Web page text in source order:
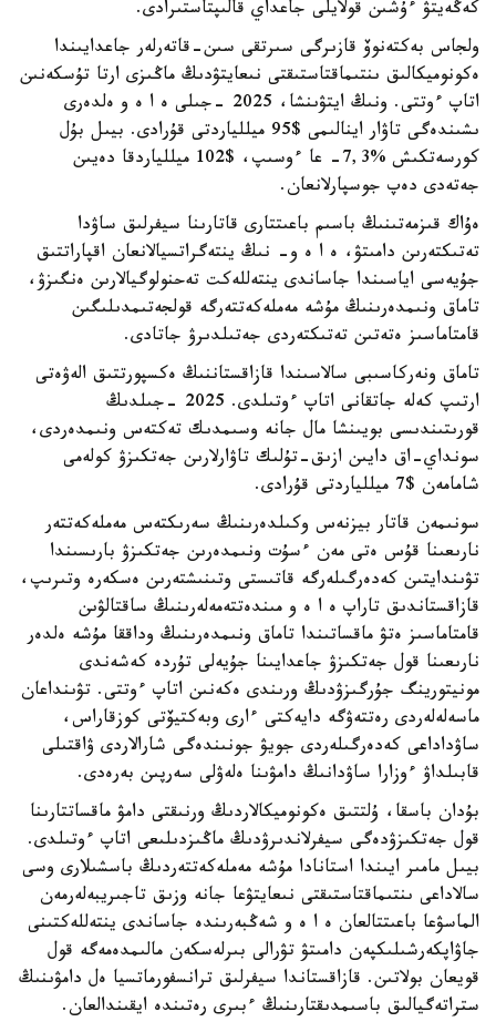
كەڭەيتۋ ءۇشىن قولايلى جاعداي قالىپتاستىرادى.
ولجاس بەكتەنوۆ قازىرگى سىرتقى سىن-قاتەرلەر جاعدايىندا
ەكونوميكالىق ىنتىماقتاستىقتى نىعايتۋدىڭ ماڭىزى ارتا تۇسكەنىن
اتاپ ءوتتى. ونىڭ ايتۋىنشا، 2025 -جىلى ە ا ە و ەلدەرى
ىشىندەگى تاۋار اينالىمى $95 ميللياردتى قۇرادى. بيىل بۇل
كورسەتكىش %7,3- عا ءوسىپ، $102 ميللياردقا دەيىن
جەتەدى دەپ جوسپارلانعان.
ەۇاك قىزمەتىنىڭ باسىم باعىتتارى قاتارىنا سيفرلىق ساۋدا
تەتىكتەرىن دامىتۋ، ە ا ە و- نىڭ ينتەگراتسيالانعان اقپاراتتىق
جۇيەسى اياسىندا جاساندى ينتەللەكت تەحنولوگيالارىن ەنگىزۋ،
تاماق ونىمدەرىنىڭ مۇشە مەملەكەتتەرگە قولجەتىمدىلىگىن
قامتاماسىز ەتەتىن تەتىكتەردى جەتىلدىرۋ جاتادى.
تاماق ونەركاسىبى سالاسىندا قازاقستاننىڭ ەكسپورتتىق الەۋەتى
ارتىپ كەلە جاتقانى اتاپ ءوتىلدى. 2025 -جىلدىڭ
قورىتىندىسى بويىنشا مال جانە وسىمدىك تەكتەس ونىمدەردى،
سونداي-اق دايىن ازىق-تۇلىك تاۋارلارىن جەتكىزۋ كولەمى
شامامەن $7 ميللياردتى قۇرادى.
سونىمەن قاتار بيزنەس وكىلدەرىنىڭ سەرىكتەس مەملەكەتتەر
نارىعىنا قۇس ەتى مەن ءسۇت ونىمدەرىن جەتكىزۋ بارىسىندا
تۋىندايتىن كەدەرگىلەرگە قاتىستى وتىنىشتەرىن ەسكەرە وتىرىپ،
قازاقستاندىق تاراپ ە ا ە و مىندەتتەمەلەرىنىڭ ساقتالۋىن
قامتاماسىز ەتۋ ماقساتىندا تاماق ونىمدەرىنىڭ وداققا مۇشە ەلدەر
نارىعىنا قول جەتكىزۋ جاعدايىنا جۇيەلى تۇردە كەشەندى
مونيتورينگ جۇرگىزۋدىڭ ورىندى ەكەنىن اتاپ ءوتتى. تۋىنداعان
ماسەلەلەردى رەتتەۋگە دايەكتى ءارى وبەكتيۆتى كوزقاراس،
ساۋداداعى كەدەرگىلەردى جويۋ جونىندەگى شارالاردى ۋاقتىلى
قابىلداۋ ءوزارا ساۋدانىڭ دامۋىنا ەلەۋلى سەرپىن بەرەدى.
بۇدان باسقا، ۇلتتىق ەكونوميكالاردىڭ ورنىقتى دامۋ ماقساتتارىنا
قول جەتكىزۋدەگى سيفرلاندىرۋدىڭ ماڭىزدىلىعى اتاپ ءوتىلدى.
بيىل مامىر ايىندا استانادا مۇشە مەملەكەتتەردىڭ باسشىلارى وسى
سالاداعى ىنتىماقتاستىقتى نىعايتۋعا جانە وزىق تاجىريبەلەرمەن
الماسۋعا باعىتتالعان ە ا ە و شەڭبەرىندە جاساندى ينتەللەكتىنى
جاۋاپكەرشىلىكپەن دامىتۋ تۋرالى بىرلەسكەن مالىمدەمەگە قول
قويعان بولاتىن. قازاقستاندا سيفرلىق ترانسفورماتسيا ەل دامۋىنىڭ
ستراتەگيالىق باسىمدىقتارىنىڭ ءبىرى رەتىندە ايقىندالعان.